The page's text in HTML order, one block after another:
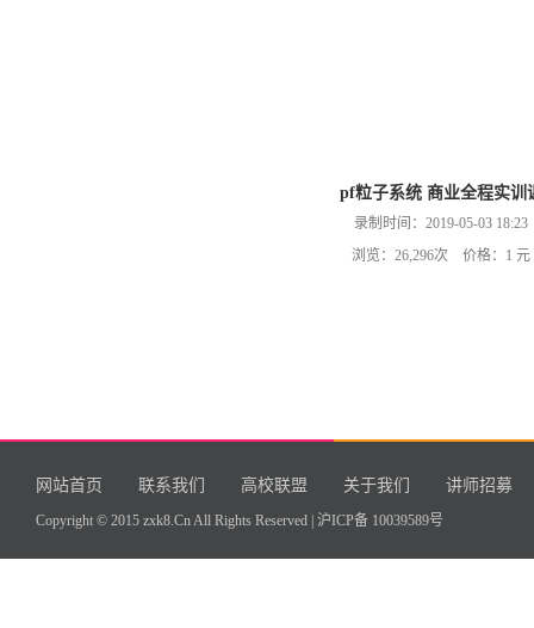
pf粒子系统 商业全程实训
录制时间：2019-05-03 18:23
浏览：26,296次 价格：1 元
网站首页 联系我们 高校联盟 关于我们 讲师招募
Copyright © 2015 zxk8.Cn All Rights Reserved | 沪ICP备 10039589号